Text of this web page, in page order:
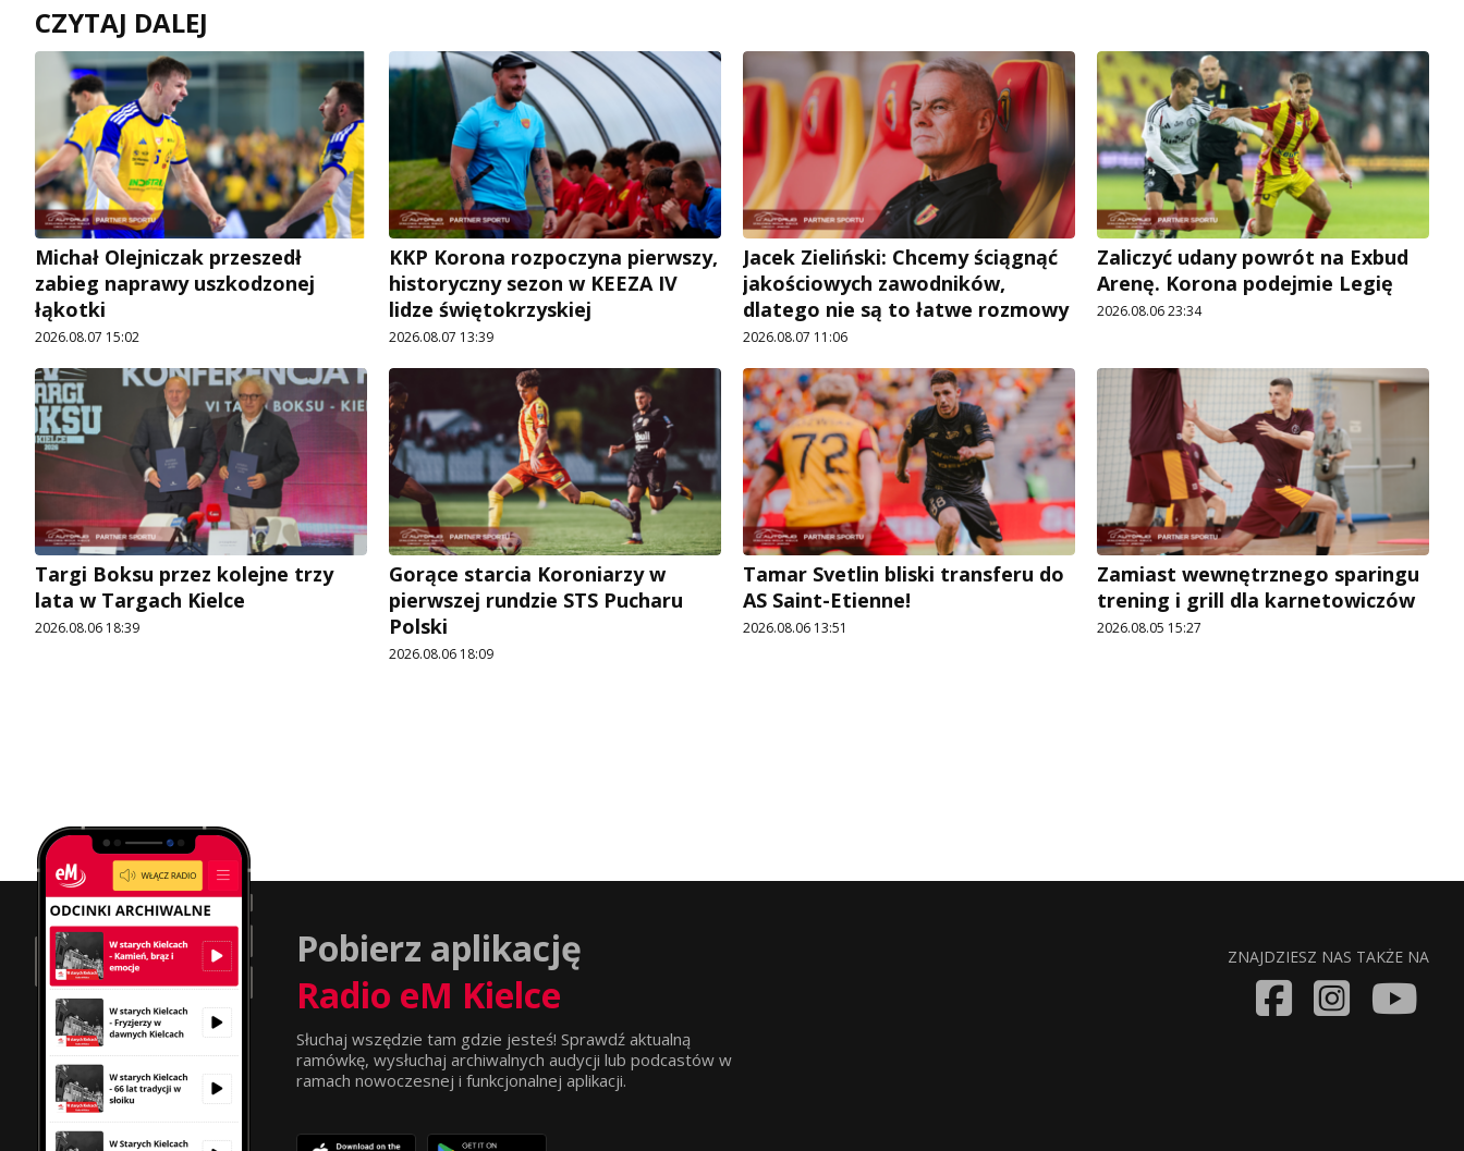
CZYTAJ DALEJ
Michał Olejniczak przeszedł
zabieg naprawy uszkodzonej
łąkotki
2026.08.07 15:02
KKP Korona rozpoczyna pierwszy,
historyczny sezon w KEEZA IV
lidze świętokrzyskiej
2026.08.07 13:39
Jacek Zieliński: Chcemy ściągnąć
jakościowych zawodników,
dlatego nie są to łatwe rozmowy
2026.08.07 11:06
Zaliczyć udany powrót na Exbud
Arenę. Korona podejmie Legię
2026.08.06 23:34
Targi Boksu przez kolejne trzy
lata w Targach Kielce
2026.08.06 18:39
Gorące starcia Koroniarzy w
pierwszej rundzie STS Pucharu
Polski
2026.08.06 18:09
Tamar Svetlin bliski transferu do
AS Saint-Etienne!
2026.08.06 13:51
Zamiast wewnętrznego sparingu
trening i grill dla karnetowiczów
2026.08.05 15:27
Pobierz aplikację
Radio eM Kielce
Słuchaj wszędzie tam gdzie jesteś! Sprawdź aktualną
ramówkę, wysłuchaj archiwalnych audycji lub podcastów w
ramach nowoczesnej i funkcjonalnej aplikacji.
ZNAJDZIESZ NAS TAKŻE NA